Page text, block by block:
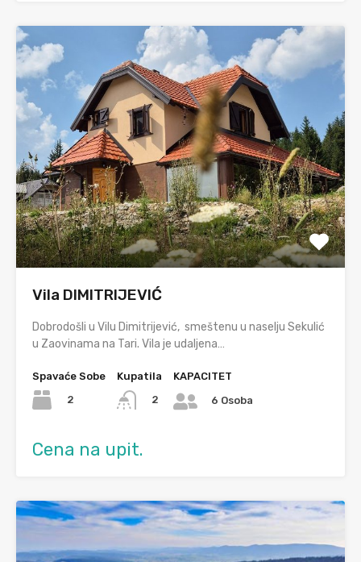
Vila DIMITRIJEVIĆ
Dobrodošli u Vilu Dimitrijević, smeštenu u naselju Sekulić
u Zaovinama na Tari. Vila je udaljena…
Spavaće Sobe
2
Kupatila
2
KAPACITET
6 Osoba
Cena na upit.